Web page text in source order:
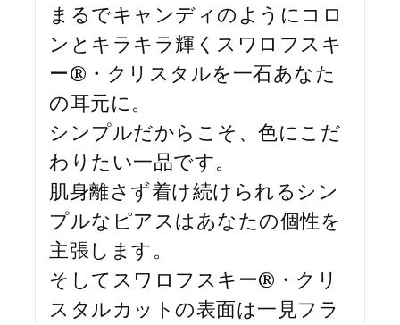
まるでキャンディのようにコロ
ンとキラキラ輝くスワロフスキ
ー®・クリスタルを一石あなた
の耳元に。
シンプルだからこそ、色にこだ
わりたい一品です。
肌身離さず着け続けられるシン
プルなピアスはあなたの個性を
主張します。
そしてスワロフスキー®・クリ
スタルカットの表面は一見フラ